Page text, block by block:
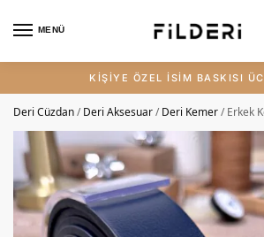
MENÜ
KİŞİYE ÖZEL İSİM BASKISI
Deri Cüzdan/Deri Aksesuar/Deri Kemer/Erkek